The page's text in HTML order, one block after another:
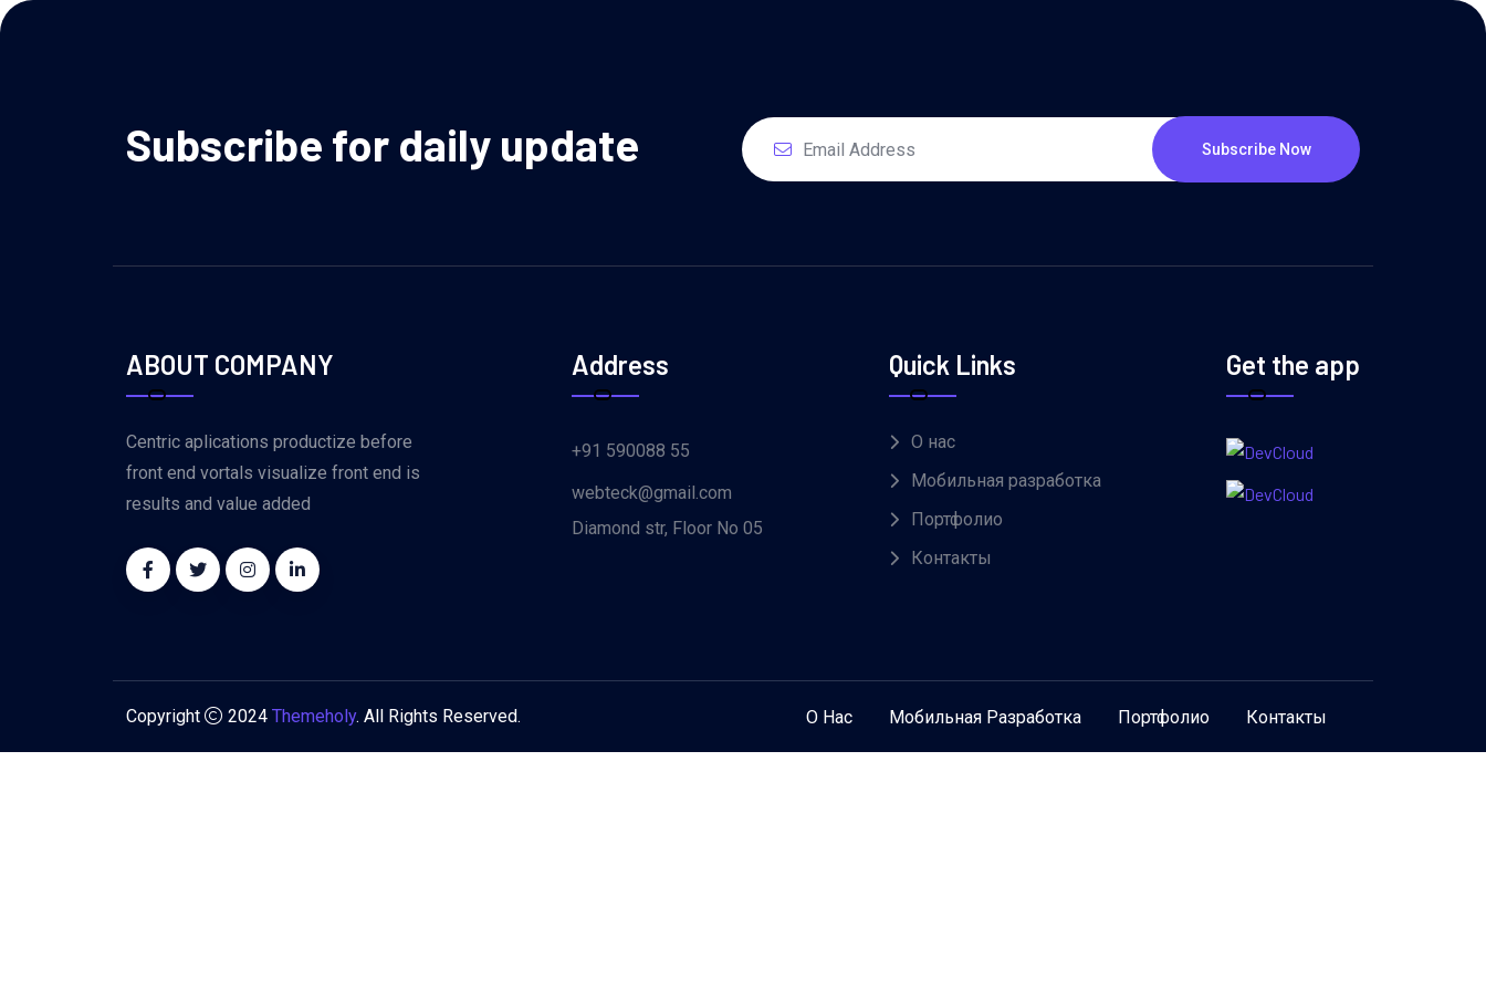
Subscribe for daily update Subscribe Now
ABOUT COMPANY
Centric aplications productize before
front end vortals visualize front end is
results and value added
Address
+91 590088 55
webteck@gmail.com
Diamond str, Floor No 05
Quick Links
О нас
Мобильная разработка
Портфолио
Контакты
Get the app
Copyright 2024 Themeholy. All Rights Reserved. О Нас Мобильная Разработка Портфолио Контакты